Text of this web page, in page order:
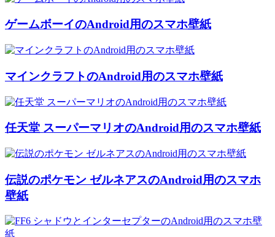
ゲームボーイのAndroid用のスマホ壁紙
マインクラフトのAndroid用のスマホ壁紙
任天堂 スーパーマリオのAndroid用のスマホ壁紙
伝説のポケモン ゼルネアスのAndroid用のスマホ
壁紙